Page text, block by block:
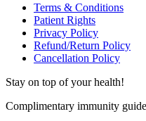
Terms & Conditions
Patient Rights
Privacy Policy
Refund/Return Policy
Cancellation Policy
Stay on top of your health!
Complimentary immunity